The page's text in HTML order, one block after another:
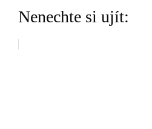
Nenechte si ujít: